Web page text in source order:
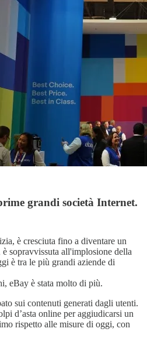
grandi società Internet.
è cresciuta fino a diventare un
sopravvissuta all'implosione della
è tra le più grandi aziende di
eBay è stata molto di più.
sui contenuti generati dagli utenti.
d’asta online per aggiudicarsi un
rispetto alle misure di oggi, con